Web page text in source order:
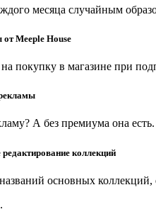
месяца случайным
Meeple House
покупку в магазине при
А без премиума она
коллекций
основных